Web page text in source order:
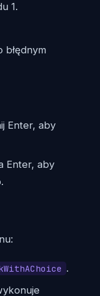
1.
błędnym
Enter, aby
Enter, aby
.